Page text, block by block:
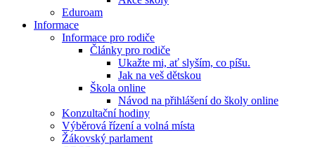
Eduroam
Informace
Informace pro rodiče
Články pro rodiče
Ukažte mi, ať slyším, co píšu.
Jak na veš dětskou
Škola online
Návod na přihlášení do školy online
Konzultační hodiny
Výběrová řízení a volná místa
Žákovský parlament